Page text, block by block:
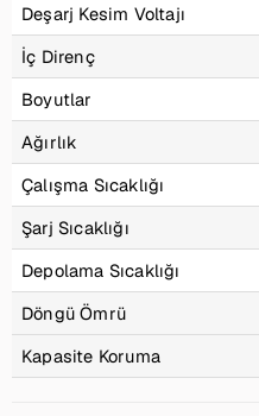
Deşarj Kesim Voltajı
İç Direnç
Boyutlar
Ağırlık
Çalışma Sıcaklığı
Şarj Sıcaklığı
Depolama Sıcaklığı
Döngü Ömrü
Kapasite Koruma